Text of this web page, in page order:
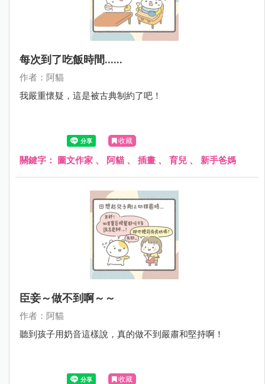
每次到了吃飯時間......
作者：阿貓
我嚴重懷疑，這是被古典制約了吧！
收藏
關鍵字： 圖文作家 、 阿貓 、 插畫 、 育兒 、 新手爸媽
臣妾～做不到啊～～
作者：阿貓
聽到孩子用奶音這樣說，真的做不到嚴肅和堅持啊！
收藏